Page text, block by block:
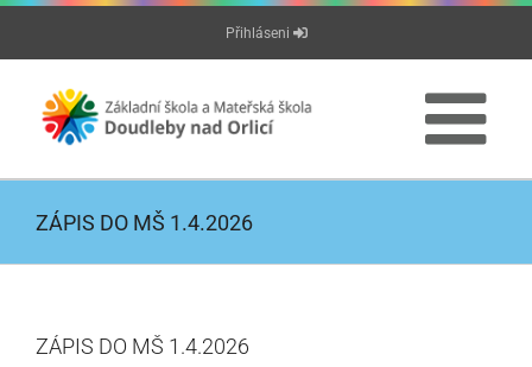
Přeskočit
Přihláseni
ZÁPIS DO MŠ 1.4.2026
ZÁPIS DO MŠ 1.4.2026